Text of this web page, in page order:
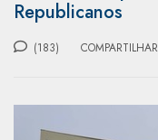
Republicanos
(183) COMPARTILHAR